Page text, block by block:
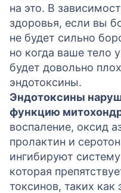
на это. В
здоровья, если вы
не будет сильно
но когда ваше тело
будет довольно
эндотоксины.
Эндотоксины
функцию
воспаление, оксид
пролактин и
ингибируют
которая
токсинов, таких